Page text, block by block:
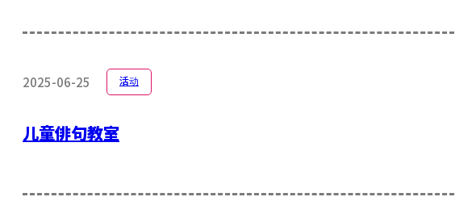
2025-06-25 活动
儿童俳句教室